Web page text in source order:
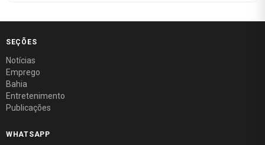
SEÇÕES
Notícias
Emprego
Bahia
Entretenimento
Publicações
WHATSAPP